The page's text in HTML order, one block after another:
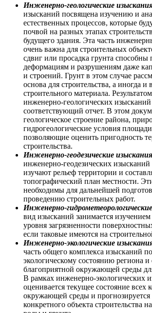
Инженерно-геологические
изысканий посвящена изучению и
естественных процессов, которые
почвой на разных этапах
будущего здания. Эта часть
очень важна для строительных
сдвиг или просадка грунта способны
деформациям и разрушениям даже
и строений. Грунт в этом случае
основа для строительства, а иногда и
строительного материала.
инженерно-геологических изысканий
соответствующий отчет. В этом
геологическое строение района,
гидрогеологические условия
позволяющие оценить пригодность
строительства.
Инженерно-геодезические
инженерно-геодезических
изучают рельеф территории и
топографический план местности.
необходимы для дальнейшей
проведению строительных работ.
Инженерно-
вид изысканий занимается изучением
уровня загрязненности
если таковые имеются на
Инженерно-экологические
часть общего комплекса изысканий
экологическому состоянию региона
благоприятной окружающей среды
В рамках инженерно-экологических
оценивается текущее состояние всех
окружающей среды и прогнозируется
конкретного объекта строительства